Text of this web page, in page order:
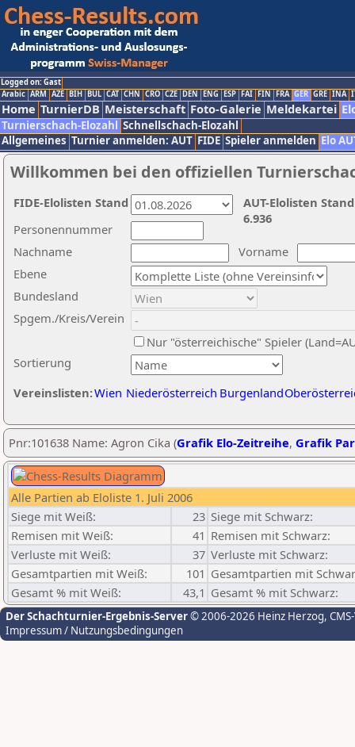
Logged on: Gast
Arabic ARM AZE BIH BUL CAT CHN CRO CZE DEN ENG ESP FAI FIN FRA GER GRE INA
Home TurnierDB Meisterschaft Foto-Galerie Meldekartei
Turnierschach-Elozahl Schnellschach-Elozahl
Allgemeines Turnier anmelden: AUT FIDE Spieler anmelden Elo
Willkommen bei den offiziellen
Nachname
Vorname
Ebene
Sortierung
Personennummer
Bundesland
Spgem./Kreis/Verein
Nur "österreichische" Spieler
Vereinslisten:Wien Niederösterreich Burgenland
AUT-Elolisten
6.936
FIDE-Elolisten Stand
Pnr:101638 Name: Agron Cika (Grafik Elo-Zeitreihe, Grafik
Alle Partien ab Eloliste 1. Juli 2006
Siege mit Weiß:
23 Siege mit Schwarz:
Remisen mit Weiß:
41 Remisen mit Schwarz:
Verluste mit Weiß:
37 Verluste mit Schwarz:
Gesamtpartien mit Weiß:
101 Gesamtpartien mit
Gesamt % mit Weiß:
43,1 Gesamt % mit Schwarz:
Der Schachturnier-Ergebnis-Server© 2006-2026 Heinz Herzog,
Impressum / Nutzungsbedingungen